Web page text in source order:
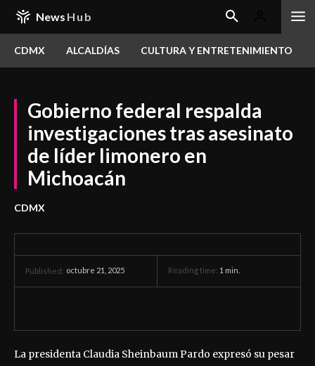
News Hub
CDMX ALCALDÍAS CULTURA Y ENTRETENIMIENTO
Gobierno federal respalda
investigaciones tras asesinato
de líder limonero en
Michoacán
CDMX
Published: octubre 21, 2025 Reading time: 1 min.
La presidenta Claudia Sheinbaum Pardo expresó su pesar